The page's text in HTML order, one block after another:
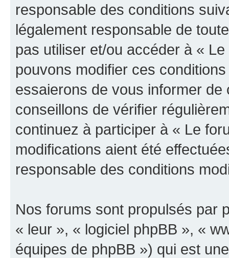
responsable des conditions
légalement responsable de
pas utiliser et/ou accéder à «
pouvons modifier ces
essaierons de vous informer
conseillons de vérifier
continuez à participer à « Le
modifications aient été
responsable des conditions
Nos forums sont propulsés par
« leur », « logiciel phpBB », «
équipes de phpBB ») qui est